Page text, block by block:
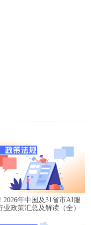
2026年中国及31省市AI服
业政策汇总及解读（全）